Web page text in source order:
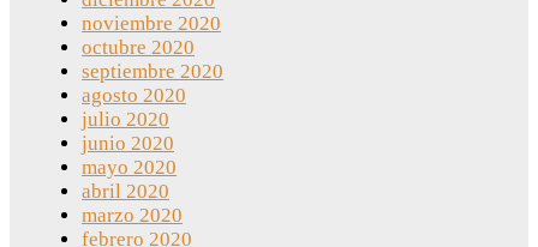
noviembre 2020
octubre 2020
septiembre 2020
agosto 2020
julio 2020
junio 2020
mayo 2020
abril 2020
marzo 2020
febrero 2020